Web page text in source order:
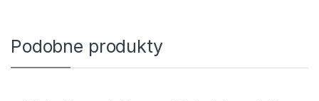
Podobne produkty